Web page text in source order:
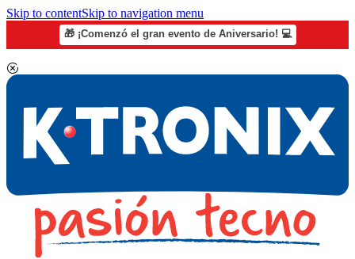
Skip to contentSkip to navigation menu
🎁 ¡Comenzó el gran evento de Aniversario! 💻